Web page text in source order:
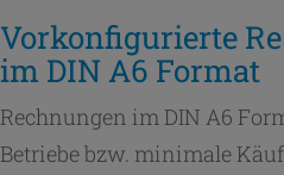
Vorkonfigurierte
im DIN A6 Format
Rechnungen im DIN A6
Betriebe bzw. minimale